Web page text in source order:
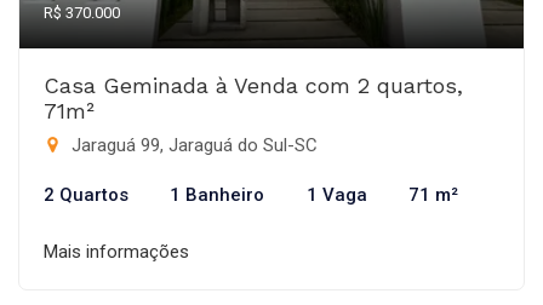
R$ 370.000
Casa Geminada à Venda com 2 quartos,
71m²
Jaraguá 99, Jaraguá do Sul-SC
2 Quartos 1 Banheiro 1 Vaga 71 m²
Mais informações